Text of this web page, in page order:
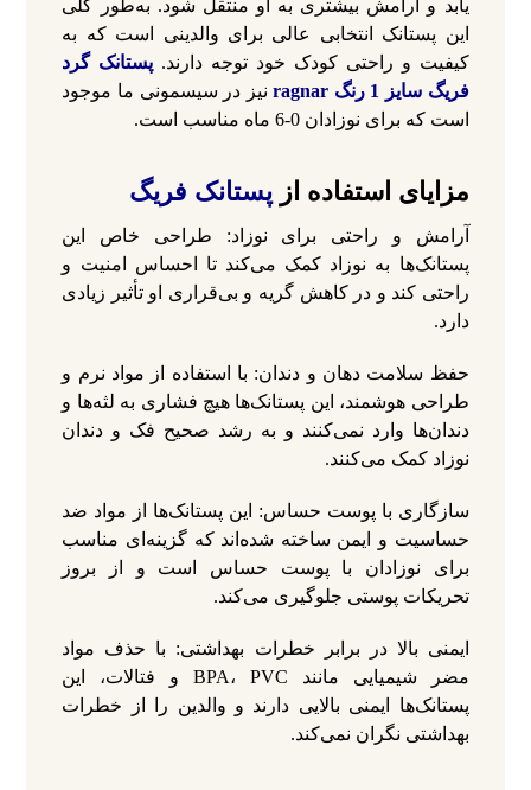
یابد و آرامش بیشتری به او منتقل شود. به‌طور کلی
این پستانک انتخابی عالی برای والدینی است که به
کیفیت و راحتی کودک خود توجه دارند. پستانک گرد
فریگ سایز 1 رنگ ragnar
نیز در سیسمونی ما موجود
است که برای نوزادان 0-6 ماه مناسب است.
مزایای استفاده ازپستانک‌ فریگ
آرامش و راحتی برای نوزاد: طراحی خاص این
پستانک‌ها به نوزاد کمک می‌کند تا احساس امنیت و
راحتی کند و در کاهش گریه و بی‌قراری او تأثیر زیادی
دارد.
حفظ سلامت دهان و دندان: با استفاده از مواد نرم و
طراحی هوشمند، این پستانک‌ها هیچ فشاری به لثه‌ها و
دندان‌ها وارد نمی‌کنند و به رشد صحیح فک و دندان
نوزاد کمک می‌کنند.
سازگاری با پوست حساس: این پستانک‌ها از مواد ضد
حساسیت و ایمن ساخته شده‌اند که گزینه‌ای مناسب
برای نوزادان با پوست حساس است و از بروز
تحریکات پوستی جلوگیری می‌کند.
ایمنی بالا در برابر خطرات بهداشتی: با حذف مواد
مضر شیمیایی مانند BPA، PVC و فتالات، این
پستانک‌ها ایمنی بالایی دارند و والدین را از خطرات
بهداشتی نگران نمی‌کند.